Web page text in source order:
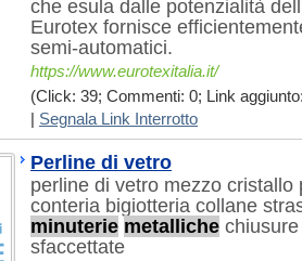
che esula dalle potenzialità
Eurotex fornisce
semi-automatici.
https://www.eurotexitalia.it/
(Click: 39; Commenti: 0; Link
Segnala Link Interrotto
Perline di vetro
perline di vetro mezzo cristallo
conteria bigiotteria collane
minuterie metalliche
sfaccettate